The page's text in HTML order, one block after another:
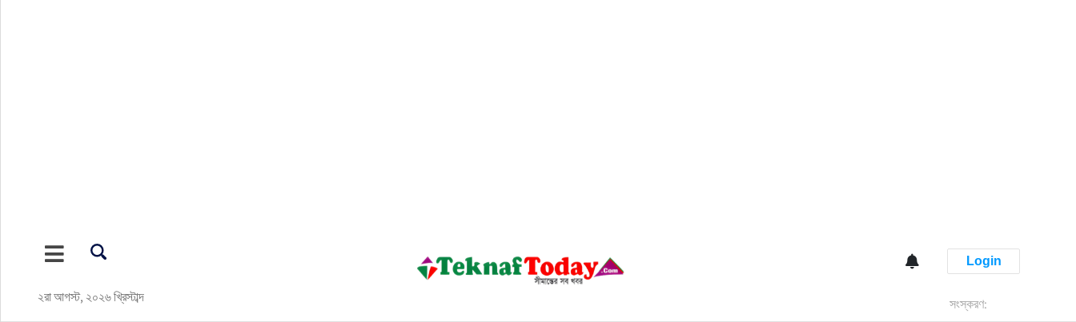
২রা আগস্ট, ২০২৬ খ্রিস্টাব্দ
Login
সংস্করণ:
আন্তর্জাতিক
রাজনীতি